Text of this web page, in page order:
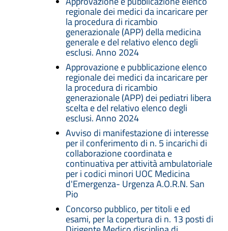
regionale dei medici da incaricare per
la procedura di ricambio
generazionale (APP) della medicina
generale e del relativo elenco degli
esclusi. Anno 2024
Approvazione e pubblicazione elenco
regionale dei medici da incaricare per
la procedura di ricambio
generazionale (APP) dei pediatri libera
scelta e del relativo elenco degli
esclusi. Anno 2024
Avviso di manifestazione di interesse
per il conferimento di n. 5 incarichi di
collaborazione coordinata e
continuativa per attività ambulatoriale
per i codici minori UOC Medicina
d'Emergenza- Urgenza A.O.R.N. San
Pio
Concorso pubblico, per titoli e ed
esami, per la copertura di n. 13 posti di